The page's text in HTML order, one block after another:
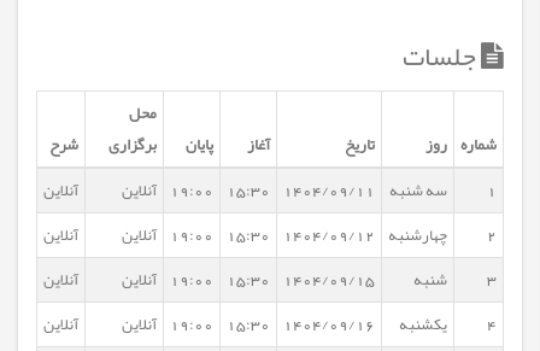
جلسات
شماره روز تاریخ آغاز پایان
محل
برگزاری
شرح
1
سه شنبه 1404/09/11
15:30
19:00 آنلاین
آنلاین
2
چهارشنبه 1404/09/12
15:30
19:00 آنلاین
آنلاین
3
شنبه 1404/09/15
15:30
19:00 آنلاین
آنلاین
4
یکشنبه 1404/09/16
15:30
19:00 آنلاین
آنلاین